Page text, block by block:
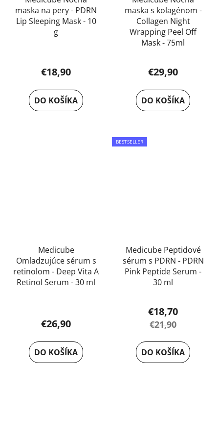
maska na pery - PDRN
Lip Sleeping Mask - 10
g
€18,90
DO KOŠÍKA
maska s kolagénom -
Collagen Night
Wrapping Peel Off
Mask - 75ml
hodnotenie
produktu
je
€29,90
DO KOŠÍKA
Medicube
Omladzujúce sérum s
retinolom - Deep Vita A
Retinol Serum - 30 ml
€26,90
DO KOŠÍKA
BESTSELLER
Medicube Peptidové
sérum s PDRN - PDRN
Pink Peptide Serum -
30 ml
hodnotenie
produktu
je
5,0
€18,70
€21,90
DO KOŠÍKA